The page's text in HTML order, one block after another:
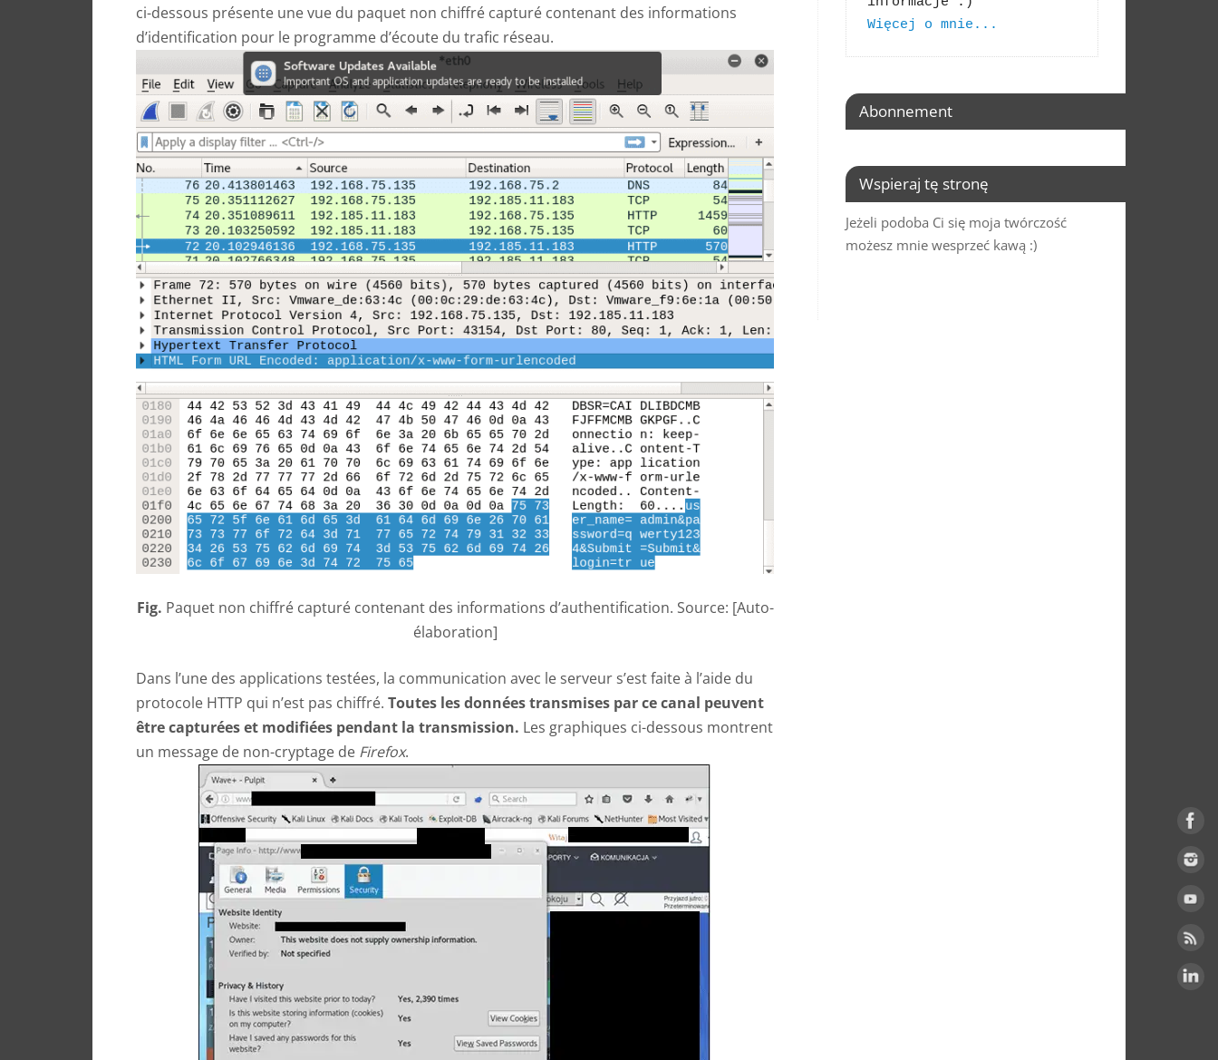
ci-dessous présente une vue du paquet non chiffré capturé contenant des informations
d’identification pour le programme d’écoute du trafic réseau.
Fig. Paquet non chiffré capturé contenant des informations d’authentification. Source: [Auto-
élaboration]
Dans l’une des applications testées, la communication avec le serveur s’est faite à l’aide du
protocole HTTP qui n’est pas chiffré. Toutes les données transmises par ce canal peuvent
être capturées et modifiées pendant la transmission. Les graphiques ci-dessous montrent
un message de non-cryptage de Firefox.
Więcej o mnie...
Abonnement
Wspieraj tę stronę
Jeżeli podoba Ci się moja twórczość
możesz mnie wesprzeć kawą :)